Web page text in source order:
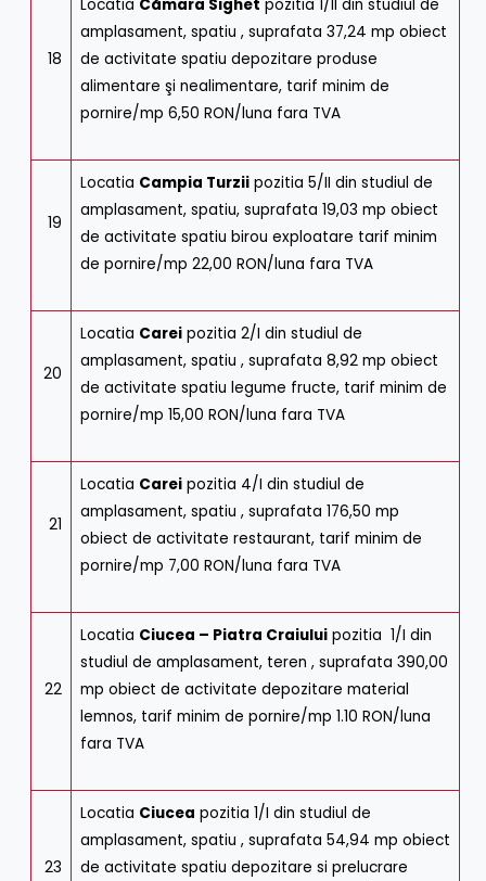
18
Locatia Cămara Sighet pozitia 1/II din studiul de
amplasament, spatiu , suprafata 37,24 mp obiect
de activitate spatiu depozitare produse
alimentare şi nealimentare, tarif minim de
pornire/mp 6,50 RON/luna fara TVA
19
Locatia Campia Turzii pozitia 5/II din studiul de
amplasament, spatiu, suprafata 19,03 mp obiect
de activitate spatiu birou exploatare tarif minim
de pornire/mp 22,00 RON/luna fara TVA
20
Locatia Carei pozitia 2/I din studiul de
amplasament, spatiu , suprafata 8,92 mp obiect
de activitate spatiu legume fructe, tarif minim de
pornire/mp 15,00 RON/luna fara TVA
21
Locatia Carei pozitia 4/I din studiul de
amplasament, spatiu , suprafata 176,50 mp
obiect de activitate restaurant, tarif minim de
pornire/mp 7,00 RON/luna fara TVA
22
Locatia Ciucea – Piatra Craiului pozitia 1/I din
studiul de amplasament, teren , suprafata 390,00
mp obiect de activitate depozitare material
lemnos, tarif minim de pornire/mp 1.10 RON/luna
fara TVA
23
Locatia Ciucea pozitia 1/I din studiul de
amplasament, spatiu , suprafata 54,94 mp obiect
de activitate spatiu depozitare si prelucrare